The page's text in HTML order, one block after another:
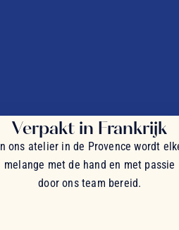
Verpakt in Frankrijk
In ons atelier in de Provence wordt
melange met de hand en met passie
door ons team bereid.